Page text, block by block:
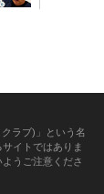
ラブ)」という名
イトではありま
うご注意くださ